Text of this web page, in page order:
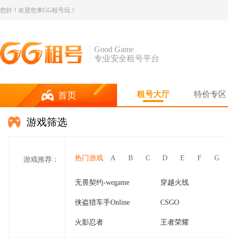
您好！欢迎您来GG租号玩！
Good Game
专业安全租号平台
首页 租号大厅 特价专区
游戏筛选
游戏推荐： 热门游戏 A B C D E F G
无畏契约-wegame 穿越火线
侠盗猎车手Online CSGO
火影忍者 王者荣耀